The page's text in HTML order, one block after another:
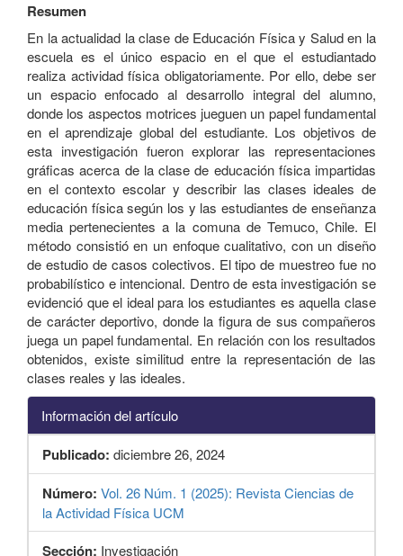
Resumen
En la actualidad la clase de Educación Física y Salud en la
escuela es el único espacio en el que el estudiantado
realiza actividad física obligatoriamente. Por ello, debe ser
un espacio enfocado al desarrollo integral del alumno,
donde los aspectos motrices jueguen un papel fundamental
en el aprendizaje global del estudiante. Los objetivos de
esta investigación fueron explorar las representaciones
gráficas acerca de la clase de educación física impartidas
en el contexto escolar y describir las clases ideales de
educación física según los y las estudiantes de enseñanza
media pertenecientes a la comuna de Temuco, Chile. El
método consistió en un enfoque cualitativo, con un diseño
de estudio de casos colectivos. El tipo de muestreo fue no
probabilístico e intencional. Dentro de esta investigación se
evidenció que el ideal para los estudiantes es aquella clase
de carácter deportivo, donde la figura de sus compañeros
juega un papel fundamental. En relación con los resultados
obtenidos, existe similitud entre la representación de las
clases reales y las ideales.
Información del artículo
Publicado: diciembre 26, 2024
Número: Vol. 26 Núm. 1 (2025): Revista Ciencias de
la Actividad Física UCM
Sección: Investigación